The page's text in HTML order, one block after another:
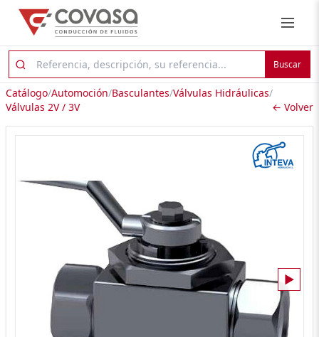
Buscar
Catálogo/Automoción/Basculantes/Válvulas Hidráulicas/
Válvulas 2V / 3V
← Volver
▶